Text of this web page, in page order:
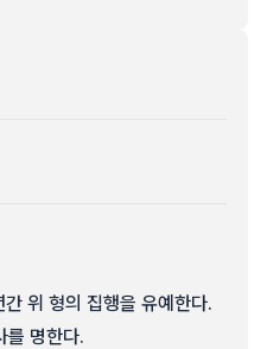
위 형의 집행을 유예한다.
를 명한다.